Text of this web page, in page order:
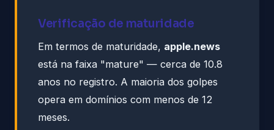
Verificação de maturidade
Em termos de maturidade, apple.news
está na faixa "mature" — cerca de 10.8
anos no registro. A maioria dos golpes
opera em domínios com menos de 12
meses.